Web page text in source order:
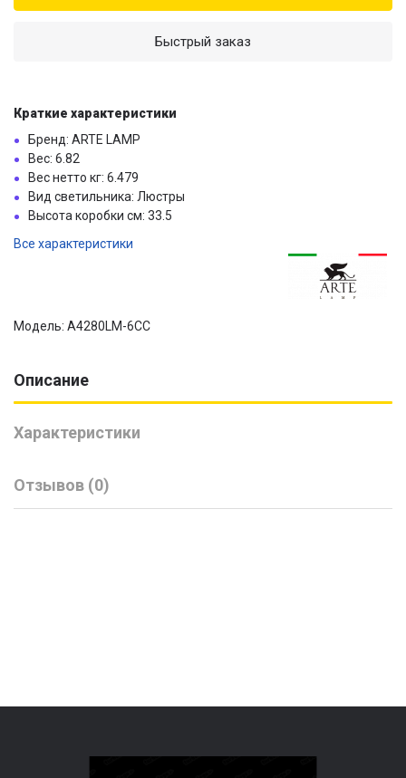
Быстрый заказ
Краткие характеристики
Бренд: ARTE LAMP
Вес: 6.82
Вес нетто кг: 6.479
Вид светильника: Люстры
Высота коробки см: 33.5
Все характеристики
Модель: A4280LM-6CC
Описание
Характеристики
Отзывов (0)